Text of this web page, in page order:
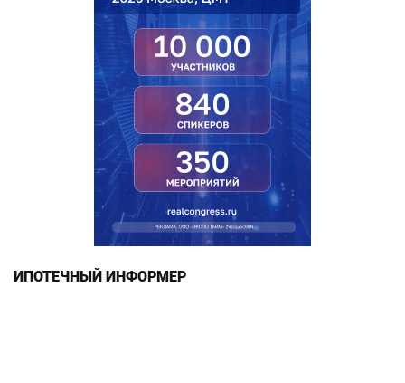
ИПОТЕЧНЫЙ ИНФОРМЕР